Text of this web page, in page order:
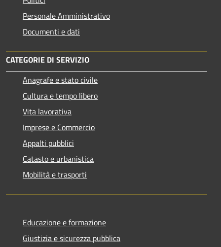
Personale Amministrativo
Documenti e dati
CATEGORIE DI SERVIZIO
Anagrafe e stato civile
Cultura e tempo libero
Vita lavorativa
Imprese e Commercio
Appalti pubblici
Catasto e urbanistica
Mobilità e trasporti
Educazione e formazione
Giustizia e sicurezza pubblica